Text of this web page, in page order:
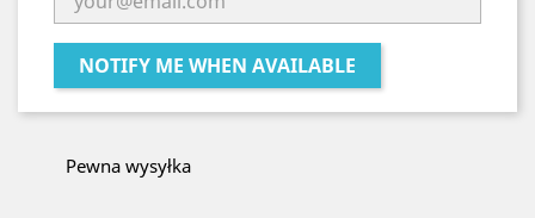
NOTIFY ME WHEN AVAILABLE
Pewna wysyłka